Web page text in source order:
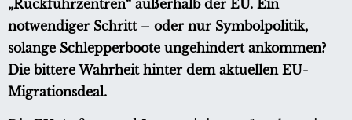
„Rückführzentren“ außerhalb der EU. Ein
notwendiger Schritt – oder nur Symbolpolitik,
solange Schlepperboote ungehindert ankommen?
Die bittere Wahrheit hinter dem aktuellen EU-
Migrationsdeal.